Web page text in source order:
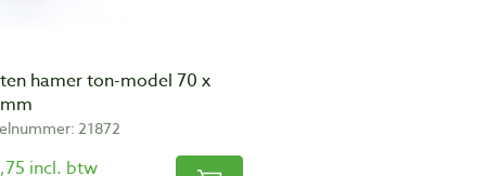
hamer ton-model 70 x
21872
incl. btw